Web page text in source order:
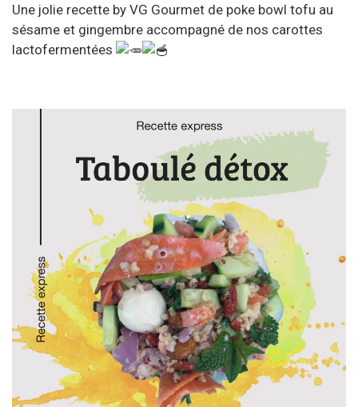
Une jolie recette by VG Gourmet de poke bowl tofu au
sésame et gingembre accompagné de nos carottes
lactofermentées